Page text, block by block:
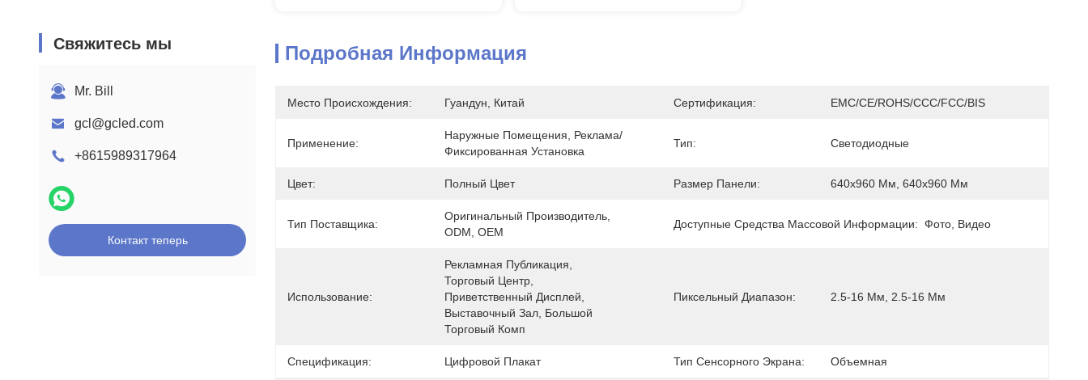
Свяжитесь мы
Mr. Bill
gcl@gcled.com
+8615989317964
Контакт теперь
Подробная Информация
Место Происхождения: Гуандун, Китай Сертификация: EMC/CE/ROHS/CCC/FCC/BIS
Применение:
Наружные Помещения, Реклама/
Фиксированная Установка
Тип: Светодиодные
Цвет: Полный Цвет Размер Панели: 640х960 Мм, 640х960 Мм
Тип Поставщика:
Оригинальный Производитель,
ODM, OEM
Доступные Средства Массовой Информации: Фото, Видео
Использование:
Рекламная Публикация,
Торговый Центр,
Приветственный Дисплей,
Выставочный Зал, Большой
Торговый Комп
Пиксельный Диапазон: 2.5-16 Мм, 2.5-16 Мм
Спецификация: Цифровой Плакат Тип Сенсорного Экрана: Объемная